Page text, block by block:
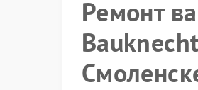
Ремонт